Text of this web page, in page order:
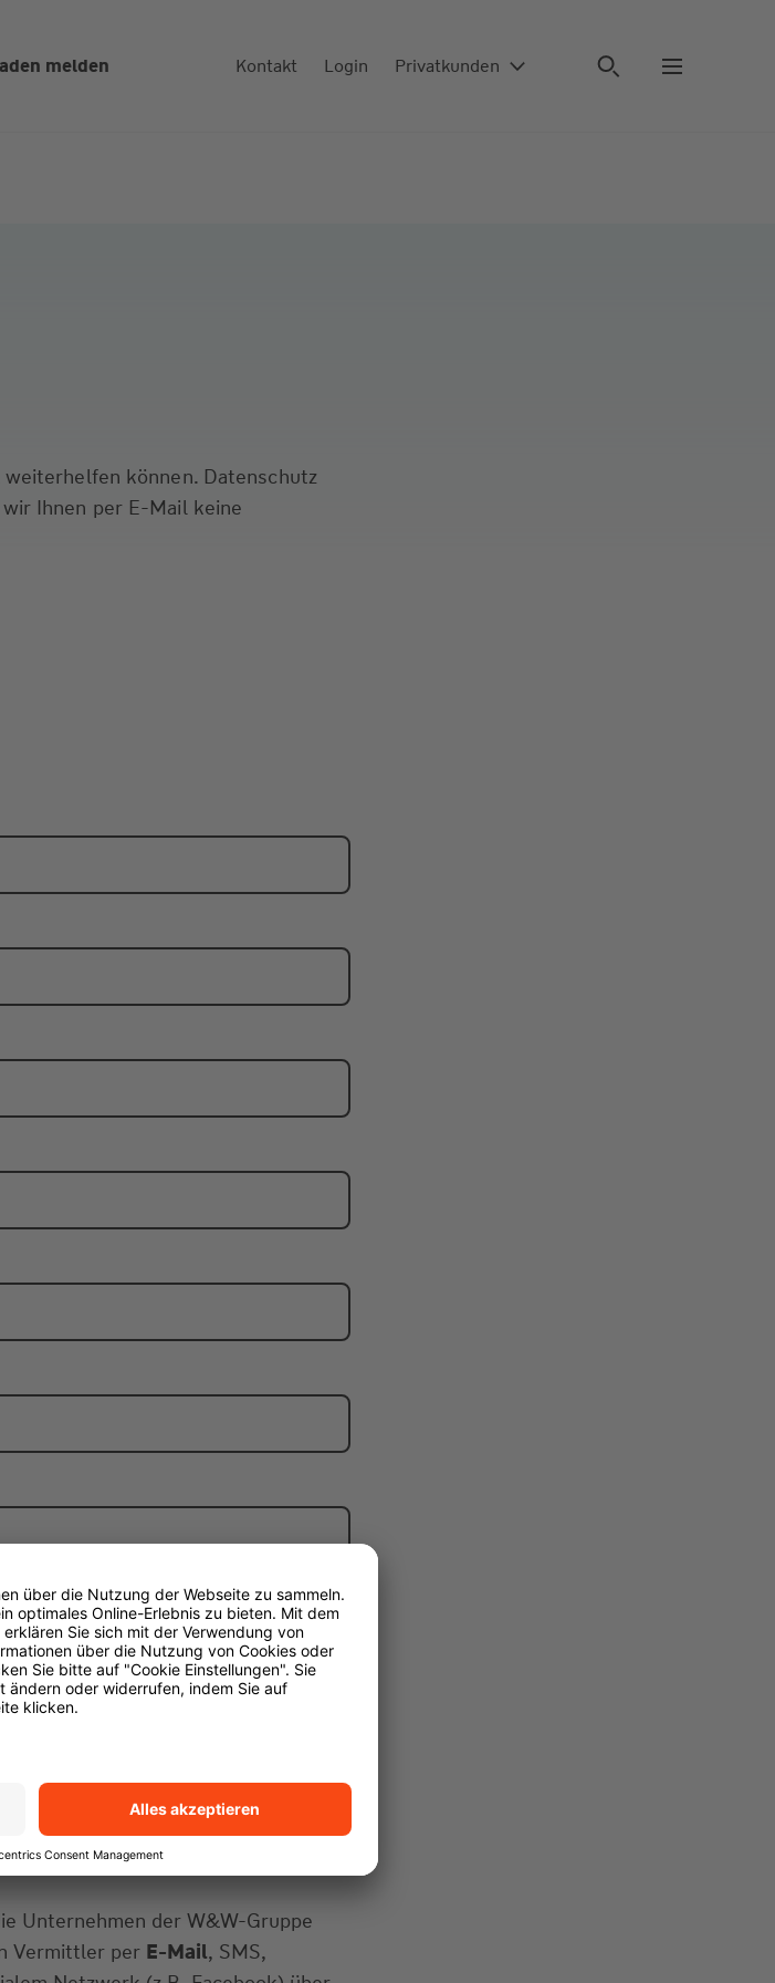
melden Kontakt Login Privatkunden
können. Datenschutz
Ihnen per E-Mail keine
Unternehmen der W&W-Gruppe
Vermittler per E-Mail, SMS,